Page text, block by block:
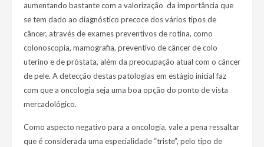
aumentando bastante com a valorização da importância que
se tem dado ao diagnóstico precoce dos vários tipos de
câncer, através de exames preventivos de rotina, como
colonoscopia, mamografia, preventivo de câncer de colo
uterino e de próstata, além da preocupação atual com o câncer
de pele. A detecção destas patologias em estágio inicial faz
com que a oncologia seja uma boa opção do ponto de vista
mercadológico.
Como aspecto negativo para a oncologia, vale a pena ressaltar
que é considerada uma especialidade “triste”, pelo tipo de